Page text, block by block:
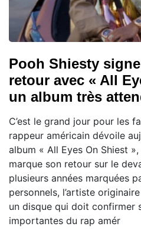
Pooh Shiesty
retour avec « All
un album très
C’est le grand jour pour les
rappeur américain dévoile
album « All Eyes On Shiest
marque son retour sur le
plusieurs années marquées
personnels, l’artiste
un disque qui doit confirmer
importantes du rap amér